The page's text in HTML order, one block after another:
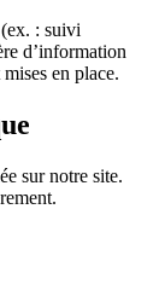
: suivi
d’information
en place.
sur notre site.